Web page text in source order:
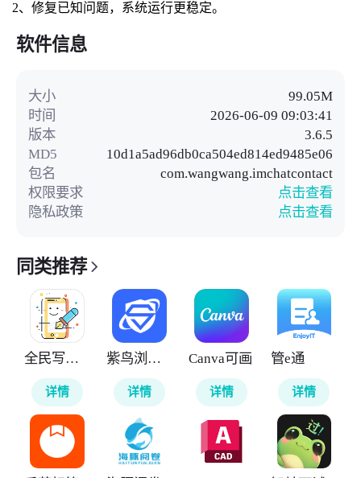
2、修复已知问题，系统运行更稳定。
软件信息
大小
99.05M
时间
2026-06-09 09:03:41
版本
3.6.5
MD5
10d1a5ad96db0ca504ed814ed9485e06
包名
com.wangwang.imchatcontact
权限要求
点击查看
隐私政策
点击查看
同类推荐
全民写小说
详情
紫鸟浏览器
详情
Canva可画
详情
管e通
详情